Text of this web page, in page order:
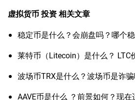
虚拟货币 投资相关文章
稳定币是什么？会崩盘吗？哪个
莱特币（Litecoin）是什么？ LTC
波场币TRX是什么？波场币是诈
AAVE币是什么 ？前景如何？现在